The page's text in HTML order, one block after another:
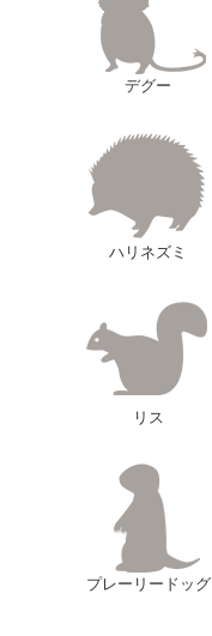
デグー
ハリネズミ
リス
プレーリードッグ